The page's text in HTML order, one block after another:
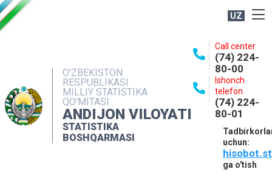
UZ
O'ZBEKISTON
RESPUBLIKASI
MILLIY STATISTIKA
QO'MITASI
ANDIJON VILOYATI
STATISTIKA
BOSHQARMASI
Call center
(74) 224-
80-00
Ishonch
telefon
(74) 224-
80-01
uchun:
ga o'tish
NASHRLAR
INTERAKTIV XIZMATLAR
MATBUOT XIZMATI
MUROJAATLAR